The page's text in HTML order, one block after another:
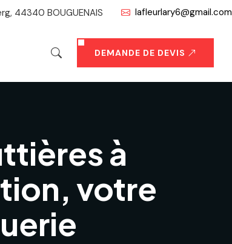
44340 BOUGUENAIS lafleurlary6@gmail.com
DEMANDE DE DEVIS
à
votre